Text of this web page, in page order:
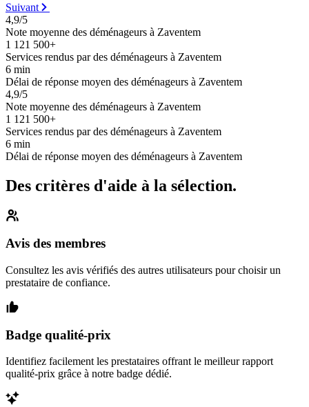
Suivant
4,9/5
Note moyenne des déménageurs à Zaventem
1 121 500+
Services rendus par des déménageurs à Zaventem
6 min
Délai de réponse moyen des déménageurs à Zaventem
4,9/5
Note moyenne des déménageurs à Zaventem
1 121 500+
Services rendus par des déménageurs à Zaventem
6 min
Délai de réponse moyen des déménageurs à Zaventem
Des critères d'aide à la sélection.
Avis des membres
Consultez les avis vérifiés des autres utilisateurs pour choisir un
prestataire de confiance.
Badge qualité-prix
Identifiez facilement les prestataires offrant le meilleur rapport
qualité-prix grâce à notre badge dédié.